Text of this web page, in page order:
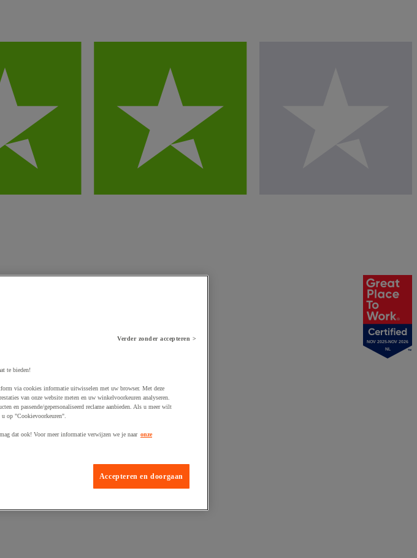
NOV 2025-NOV 2026
NL
Verder zonder accepteren >
te bieden!
via cookies informatie uitwisselen met uw browser. Met deze
van onze website meten en uw winkelvoorkeuren analyseren.
en passende/gepersonaliseerd reclame aanbieden. Als u meer wilt
op "Cookievoorkeuren".
dat ook! Voor meer informatie verwijzen we je naar onze
Accepteren en doorgaan